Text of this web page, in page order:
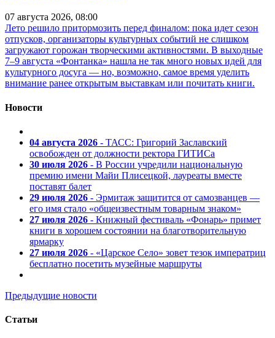
07 августа 2026, 08:00
Лето решило притормозить перед финалом: пока идет сезон
отпусков, организаторы культурных событий не слишком
загружают горожан творческими активностями. В выходные
7–9 августа «Фонтанка» нашла не так много новых идей для
культурного досуга — но, возможно, самое время уделить
внимание ранее открытым выставкам или почитать книги.
Новости
04 августа 2026 - ТАСС: Григорий Заславский
освобожден от должности ректора ГИТИСа
30 июля 2026 - В России учредили национальную
премию имени Майи Плисецкой, лауреаты вместе
поставят балет
29 июля 2026 - Эрмитаж защитится от самозванцев —
его имя стало «общеизвестным товарным знаком»
27 июля 2026 - Книжный фестиваль «Фонарь» примет
книги в хорошем состоянии на благотворительную
ярмарку
27 июля 2026 - «Царское Село» зовет тезок императриц
бесплатно посетить музейные маршруты
Предыдущие новости
Статьи